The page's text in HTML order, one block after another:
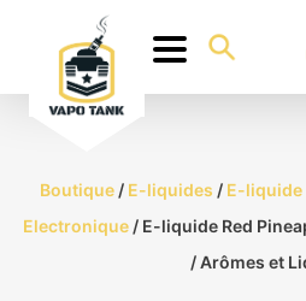
Boutique/ E-liquides / E-liquide
Electronique/ E-liquide Red
/ Arômes et